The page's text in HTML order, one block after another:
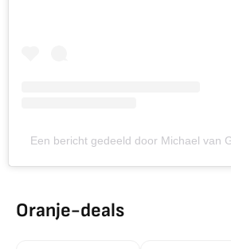
Een bericht gedeeld door Michael van
Oranje-deals